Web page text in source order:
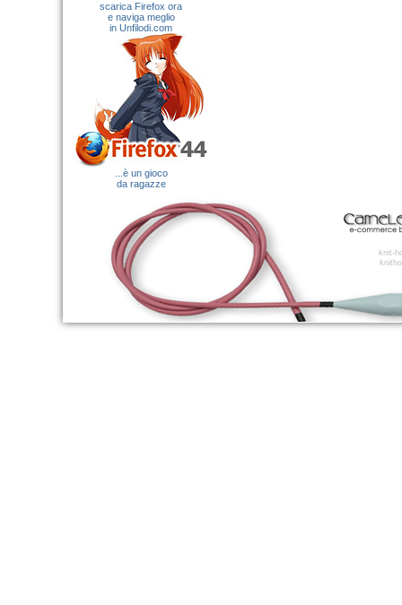
scarica Firefox ora
e naviga meglio
in Unfilodi.com
...è un gioco
da ragazze
knit-